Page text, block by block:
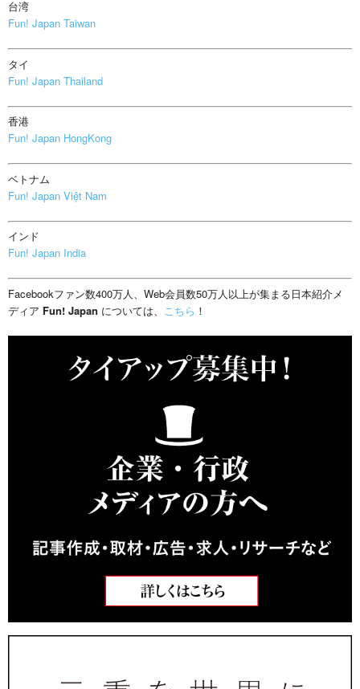
台湾
Fun! Japan Taiwan
タイ
Fun! Japan Thailand
香港
Fun! Japan HongKong
ベトナム
Fun! Japan Việt Nam
インド
Fun! Japan India
Facebookファン数400万人、Web会員数50万人以上が集まる日本紹介メ
ディア Fun! Japan については、 こちら ！